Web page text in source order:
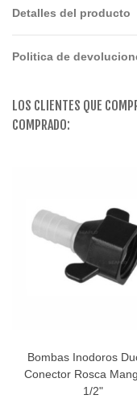
Detalles del producto
Politica de
LOS CLIENTES QUE
COMPRADO:
Bombas Inodoros
Conector Rosca
1/2"